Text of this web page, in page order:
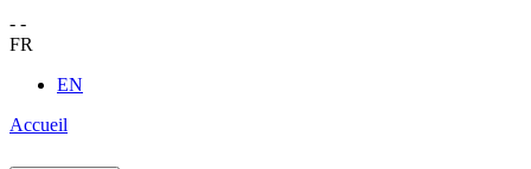
- -
FR
EN
Accueil